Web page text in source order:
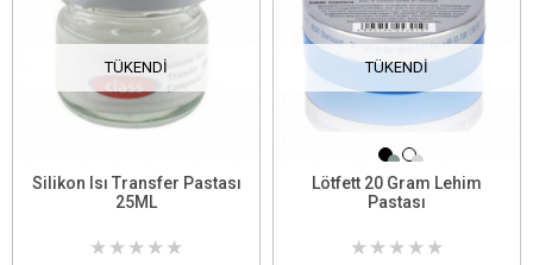
TÜKENDI
Silikon Isı Transfer Pastası
25ML
★ ★ ★ ★ ★
TÜKENDI
Lötfett 20 Gram Lehim
Pastası
★ ★ ★ ★ ★